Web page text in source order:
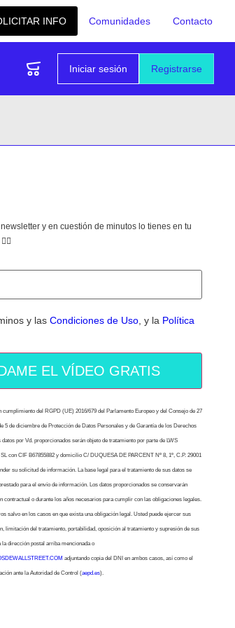
INFO Comunidades Contacto
Registrarse
Iniciar sesión
y en cuestión de minutos lo tienes en tu
y las Condiciones de Uso, y la Política
EL VÍDEO GRATIS
del RGPD (UE) 2016/679 del Parlamento Europeo y del Consejo de 27
5 de diciembre de Protección de Datos Personales y de Garantía de los Derechos
por Vd. proporcionados serán objeto de tratamiento por parte de LWS
con CIF B67855882 y domicilio C/ DUQUESA DE PARCENT Nº 8, 1º, C.P. 29001
su solicitud de información. La base legal para el tratamiento de sus datos se
para el envío de información. Los datos proporcionados se conservarán
contractual o durante los años necesarios para cumplir con las obligaciones legales.
salvo en los casos en que exista una obligación legal. Usted puede ejercer sus
limitación del tratamiento, portabilidad, oposición al tratamiento y supresión de sus
dirección postal arriba mencionada o
adjuntando copia del DNI en ambos casos, así como el
ante la Autoridad de Control (aepd.es).